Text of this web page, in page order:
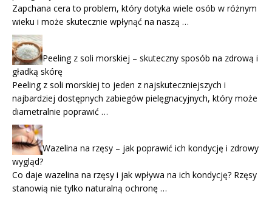
Zapchana cera to problem, który dotyka wiele osób w różnym
wieku i może skutecznie wpłynąć na naszą …
Peeling z soli morskiej – skuteczny sposób na zdrową i
gładką skórę
Peeling z soli morskiej to jeden z najskuteczniejszych i
najbardziej dostępnych zabiegów pielęgnacyjnych, który może
diametralnie poprawić …
Wazelina na rzęsy – jak poprawić ich kondycję i zdrowy
wygląd?
Co daje wazelina na rzęsy i jak wpływa na ich kondycję? Rzęsy
stanowią nie tylko naturalną ochronę …